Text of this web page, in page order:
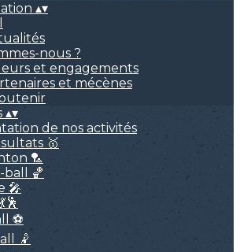
▴▾
nous ?
et engagements
et mécènes
▴▾
de nos activités
🥇
🏸
ball 🏀
🎤
⚽
🤾